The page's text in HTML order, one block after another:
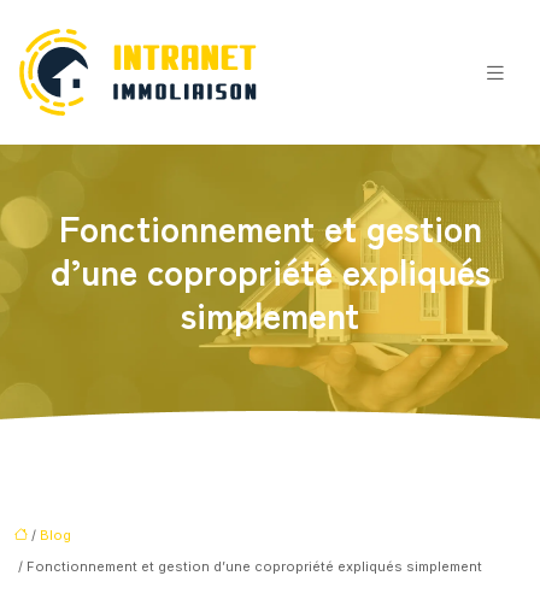
Fonctionnement et gestion
d’une copropriété expliqués
simplement
/ Blog
/ Fonctionnement et gestion d’une copropriété expliqués simplement